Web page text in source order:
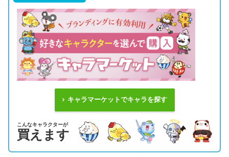
キャラマーケットでキャラを探す
こんなキャラクターが
買えます